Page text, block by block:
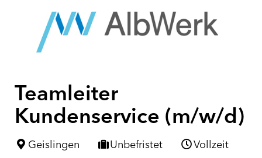
Teamleiter
Kundenservice (m/w/d)
Geislingen Unbefristet Vollzeit